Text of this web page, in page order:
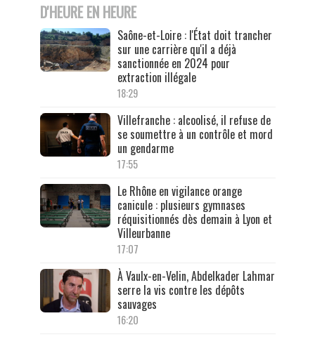
D'HEURE EN HEURE
Saône-et-Loire : l'État doit trancher
sur une carrière qu'il a déjà
sanctionnée en 2024 pour
extraction illégale
18:29
Villefranche : alcoolisé, il refuse de
se soumettre à un contrôle et mord
un gendarme
17:55
Le Rhône en vigilance orange
canicule : plusieurs gymnases
réquisitionnés dès demain à Lyon et
Villeurbanne
17:07
À Vaulx-en-Velin, Abdelkader Lahmar
serre la vis contre les dépôts
sauvages
16:20